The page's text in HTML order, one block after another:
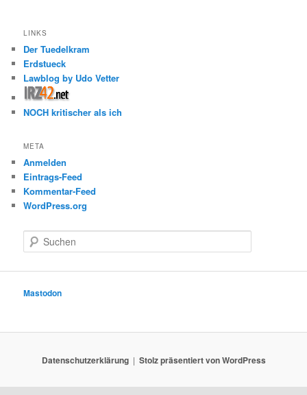
LINKS
Der Tuedelkram
Erdstueck
Lawblog by Udo Vetter
NOCH kritischer als ich
META
Anmelden
Eintrags-Feed
Kommentar-Feed
WordPress.org
u
e
Mastodon
Datenschutzerklärung Stolz präsentiert von WordPress